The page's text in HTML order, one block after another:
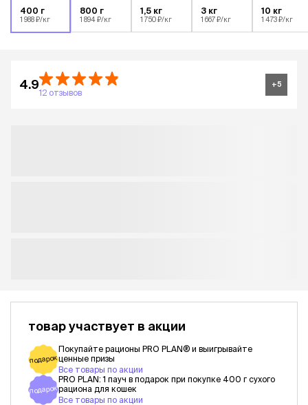
400 г
1 988 ₽/кг
800 г
1 894 ₽/кг
1,5 кг
1 750 ₽/кг
3 кг
1 667 ₽/кг
10 кг
1 473 ₽/кг
4.9
12 отзывов
+5
товар участвует в акции
подарок
Покупайте рационы PRO PLAN® и выигрывайте
ценные призы
Все товары по акции
подарок
PRO PLAN: 1 пауч в подарок при покупке 400 г сухого
рациона для кошек
Все товары по акции